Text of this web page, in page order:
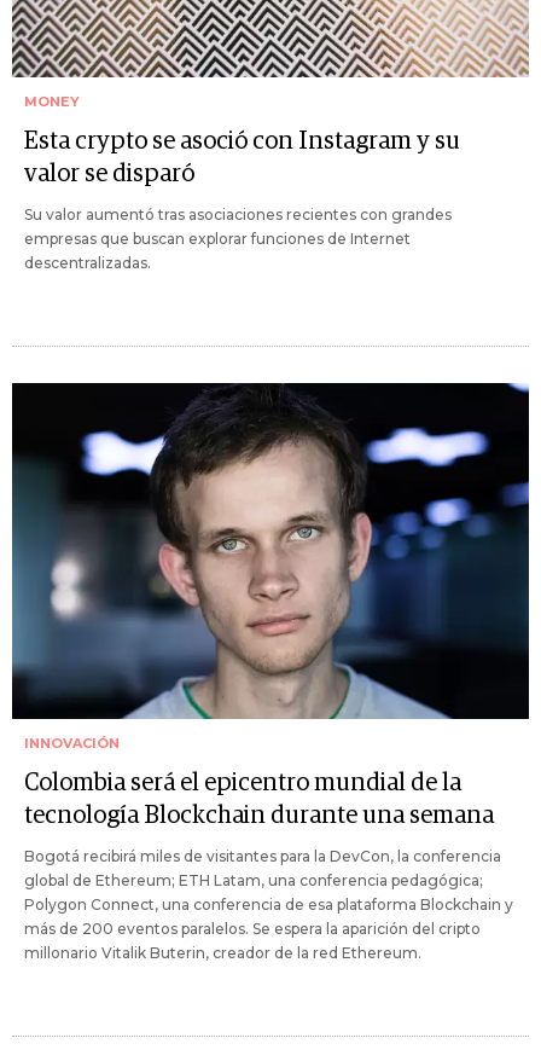
MONEY
Esta crypto se asoció con Instagram y su
valor se disparó
Su valor aumentó tras asociaciones recientes con grandes
empresas que buscan explorar funciones de Internet
descentralizadas.
INNOVACIÓN
Colombia será el epicentro mundial de la
tecnología Blockchain durante una semana
Bogotá recibirá miles de visitantes para la DevCon, la conferencia
global de Ethereum; ETH Latam, una conferencia pedagógica;
Polygon Connect, una conferencia de esa plataforma Blockchain y
más de 200 eventos paralelos. Se espera la aparición del cripto
millonario Vitalik Buterin, creador de la red Ethereum.